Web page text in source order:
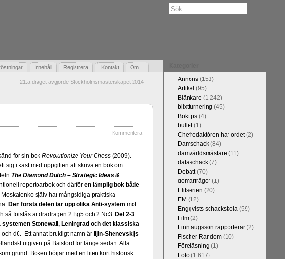
Innehåll Registrera Kontakt Om…
Gästbok
21:a draget avgjorde Stockholmsmästerskapet 2014
Kommentera
för sin bok Revolutionize Your Chess(2009).
sig i kast med uppgiften att skriva en bok om
The Diamond Dutch – Strategic Ideas &
repertoarbok och därför en lämplig bok både
själv har mångsidiga praktiska
Den första delen tar upp olika Anti-system mot
så förstås andradragen 2.Bg5 och 2.Nc3. Del 2-3
Stonewall, Leningrad och det klassiska
d6. Ett annat brukligt namn är
Iljin-Shenevskijs
utgiven på Batsford för länge sedan. Alla
grund. Boken börjar med en liten kort historisk
Annons(153)
Artikel (95)
Blänkare (1 242)
blixtturnering (45)
Boktips(4)
bullet(1)
Chefredaktören har ordet(2)
Damschack(84)
damvärldsmästare (11)
dataschack(7)
Debatt(70)
domarfrågor(1)
Elitserien (20)
EM (12)
Engqvists schackskola(59)
Film(2)
Finnlaugsson rapporterar(2)
Fischer Random(10)
Föreläsning (1)
Foto(1 617)